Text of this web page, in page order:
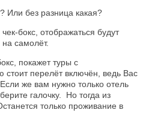
Или без разница какая?
бокс, отображаться будут
самолёт.
покажет туры с
перелёт включён, ведь Вас
же вам нужно только отель
галочку. Но тогда из
только проживание в